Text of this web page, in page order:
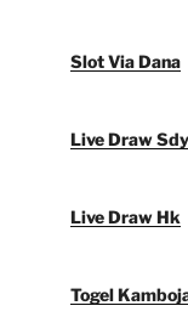
Slot Via Dana
Live Draw Sdy
Live Draw Hk
Togel